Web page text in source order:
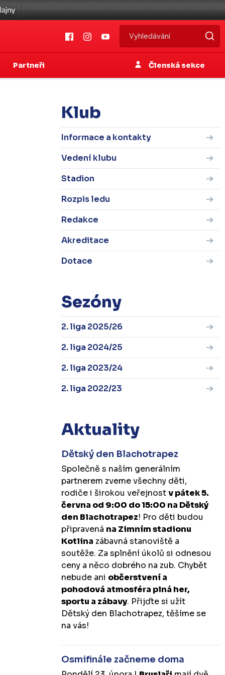
Partneři Členská sekce
Klub
Informace a kontakty
Vedení klubu
Stadion
Rozpis ledu
Redakce
Akreditace
Dotace
Sezóny
2. liga 2025/26
2. liga 2024/25
2. liga 2023/24
2. liga 2022/23
Aktuality
Dětský den Blachotrapez
Společně s naším generálním
partnerem zveme všechny děti,
rodiče i širokou veřejnostv pátek 5.
června od 9:00 do 15:00 na Dětský
den Blachotrapez! Pro děti budou
připravená na Zimním stadionu
Kotlina zábavná stanoviště a
soutěže. Za splnění úkolů si odnesou
ceny a něco dobrého na zub. Chybět
nebude ani občerstvení a
pohodová atmosféra plná her,
sportu a zábavy. Přijďte si užít
Dětský den Blachotrapez, těšíme se
na vás!
Osmifinále začneme doma